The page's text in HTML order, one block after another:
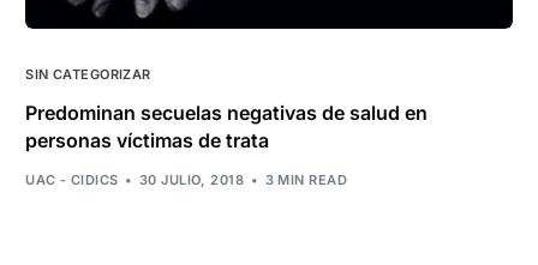
SIN CATEGORIZAR
Predominan secuelas negativas de salud en
personas víctimas de trata
UAC - CIDICS 30 JULIO, 2018 3 MIN READ